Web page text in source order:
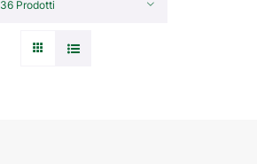
36 Prodotti